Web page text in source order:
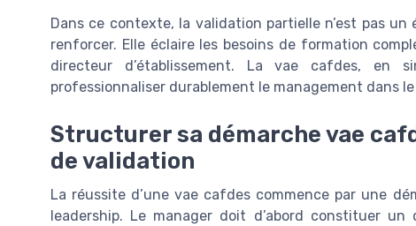
Dans ce contexte, la validation partielle n’est pas
renforcer. Elle éclaire les besoins de formation
directeur d’établissement. La vae cafdes, en
professionnaliser durablement le management dans
Structurer sa démarche vae
de validation
La réussite d’une vae cafdes commence par une
leadership. Le manager doit d’abord constituer